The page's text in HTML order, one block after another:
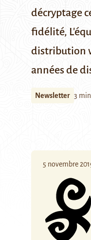
décryptage
fidélité,
distribution
années de
Newsletter 3
5 novembre